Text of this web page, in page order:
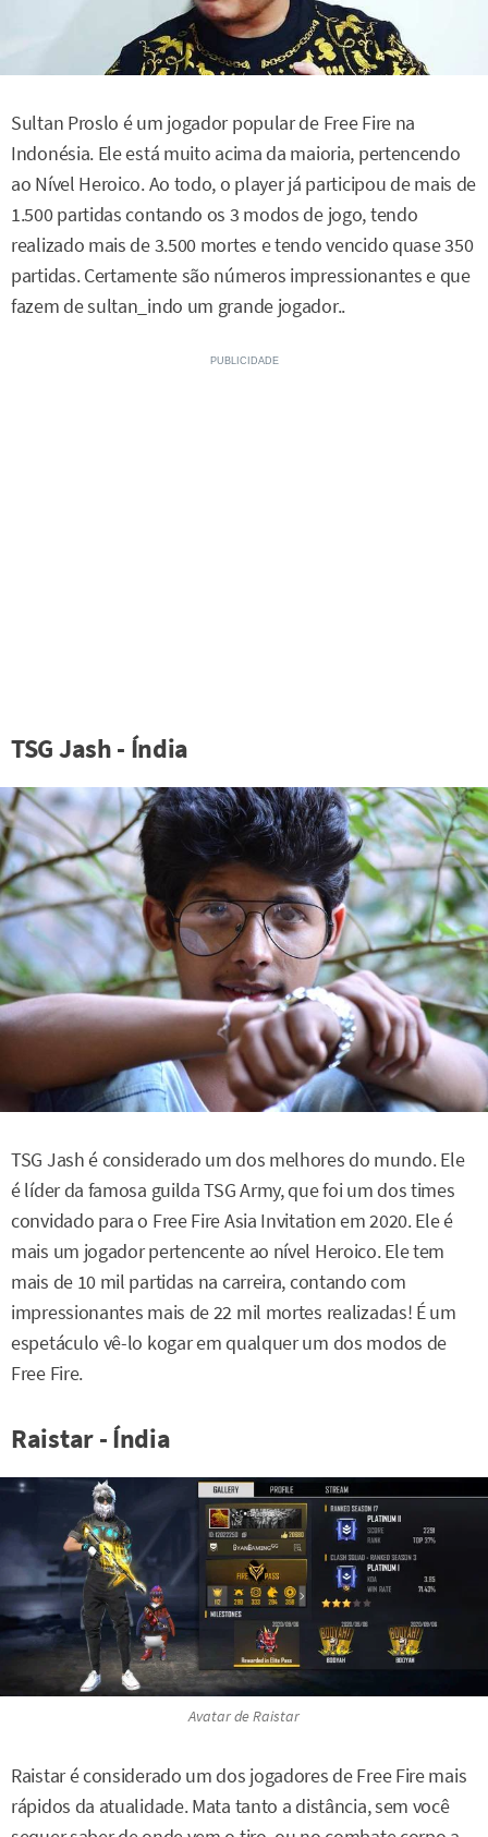
Sultan Proslo é um jogador popular de Free Fire na
Indonésia. Ele está muito acima da maioria, pertencendo
ao Nível Heroico. Ao todo, o player já participou de mais de
1.500 partidas contando os 3 modos de jogo, tendo
realizado mais de 3.500 mortes e tendo vencido quase 350
partidas. Certamente são números impressionantes e que
fazem de sultan_indo um grande jogador..
TSG Jash - Índia
TSG Jash é considerado um dos melhores do mundo. Ele
é líder da famosa guilda TSG Army, que foi um dos times
convidado para o Free Fire Asia Invitation em 2020. Ele é
mais um jogador pertencente ao nível Heroico. Ele tem
mais de 10 mil partidas na carreira, contando com
impressionantes mais de 22 mil mortes realizadas! É um
espetáculo vê-lo kogar em qualquer um dos modos de
Free Fire.
Raistar - Índia
Avatar de Raistar
Raistar é considerado um dos jogadores de Free Fire mais
rápidos da atualidade. Mata tanto a distância, sem você